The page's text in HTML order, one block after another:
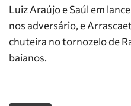
Luiz Araújo e Saúl em
nos adversário, e
chuteira no tornozelo de
baianos.